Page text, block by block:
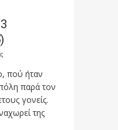
πού ήταν
παρά τον
γονείς.
της